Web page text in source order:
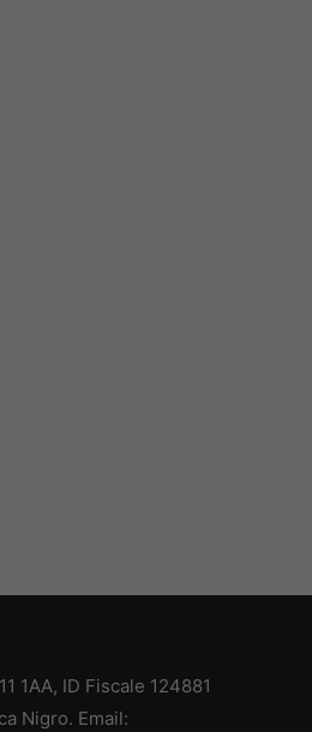
1AA, ID Fiscale 124881
Nigro. Email: